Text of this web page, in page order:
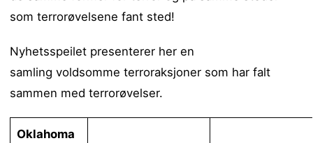
som terrorøvelsene fant sted!
Nyhetsspeilet presenterer her en
samling voldsomme terroraksjoner som har falt
sammen med terrorøvelser.
Oklahoma